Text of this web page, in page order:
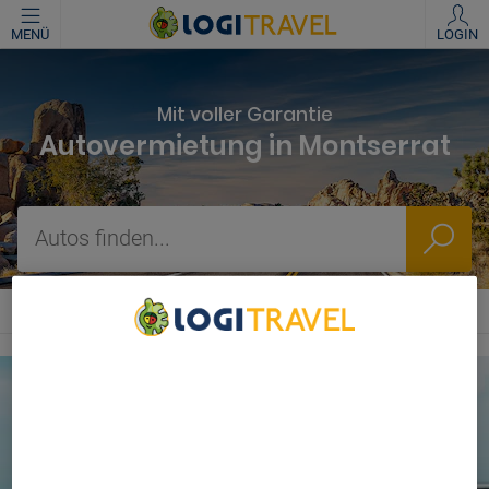
MENÜ LOGIN
Mit voller Garantie
Autovermietung in Montserrat
Autos finden...